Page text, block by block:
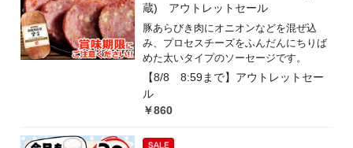
蔵) アウトレットセール
豚あらびき肉にオニオンなどを混ぜ込
み、プロセスチーズをふんだんにちりば
めた太いタイプのソーセージです。
【8/8 8:59まで】アウトレットセー
ル
￥860